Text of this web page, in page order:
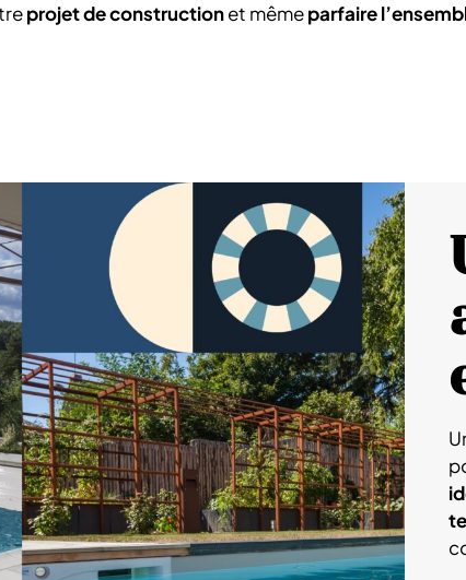
projet de constructionet mêmeparfaire